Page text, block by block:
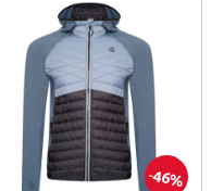
46%